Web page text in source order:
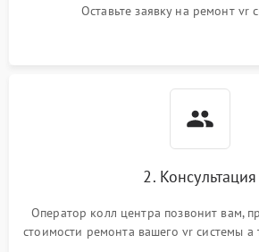
Оставьте заявку на ремонт vr
2. Консультация
Оператор колл центра позвонит вам,
стоимости ремонта вашего vr системы а